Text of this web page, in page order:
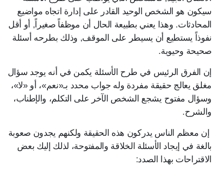
سيكون هو الشخص الوحيد القادر على إدارة اتجاه مواضيع
المحادثات. وهذا يعني بطبيعة الحال أن موظفاً صغيراً, أو أقل
نفوذاً يستطيع أن يسيطر على الموقف, وذلك بطرحه أسئلة
صحيحة وحيوية.
إن الفرق الرئيس في طرح الأسئلة يكمن في أنه يوجد سؤال
مغلق يعالج حقيقة مفردة وله جواب محدد بـ«نعم»، أو «لا»،
وسؤال مفتوح يشجع الشخص الآخر على التكلم، والإطناب،
والشرح.
إن معظم الناس يدركون هذه الحقيقة ولكنهم يجدون صعوبة
بالغة في إيجاد الأسئلة الخلاقة والمفتوحة، لذلك إليك بعض
الاقتراحات بهذا الصدد: